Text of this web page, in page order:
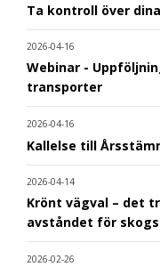
Ta kontroll över
2026-04-16
Webinar -
transporter
2026-04-16
Kallelse till
2026-04-14
Krönt vägval – det
avståndet för
2026-02-26